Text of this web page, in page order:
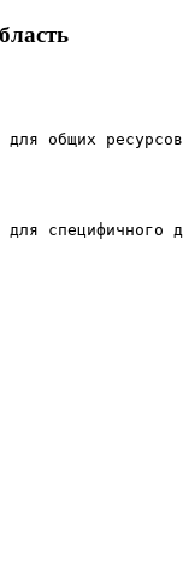
общих ресурсов
специфичного